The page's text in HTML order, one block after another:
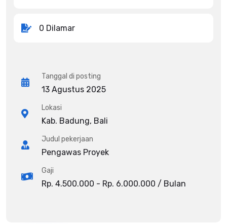
0 Dilamar
Tanggal di posting
13 Agustus 2025
Lokasi
Kab. Badung, Bali
Judul pekerjaan
Pengawas Proyek
Gaji
Rp. 4.500.000 - Rp. 6.000.000 / Bulan